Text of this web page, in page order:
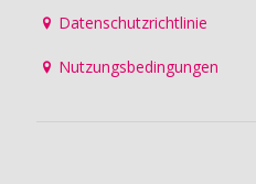
Datenschutzrichtlinie
Nutzungsbedingungen